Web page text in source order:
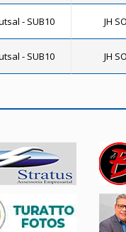
- SUB10 JH
- SUB10 JH